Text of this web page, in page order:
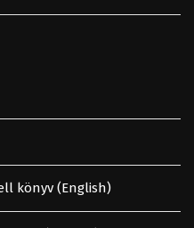
könyv (English)